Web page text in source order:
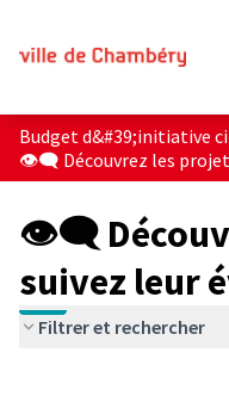
Budget d&#39;initiative
👁‍🗨 Découvrez les
👁‍🗨
suivez leur
Filtrer et rechercher